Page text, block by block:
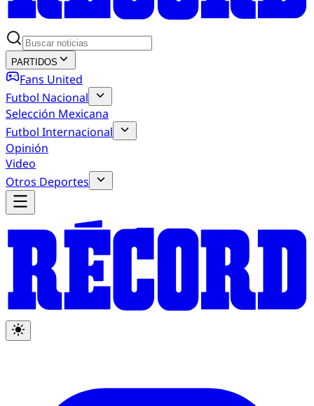
PARTIDOS
Fans United
Futbol Nacional
Selección Mexicana
Futbol Internacional
Opinión
Video
Otros Deportes